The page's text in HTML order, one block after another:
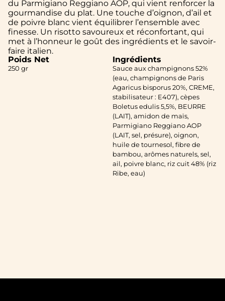
du Parmigiano Reggiano AOP, qui vient renforcer la
gourmandise du plat. Une touche d’oignon, d’ail et
de poivre blanc vient équilibrer l’ensemble avec
finesse. Un risotto savoureux et réconfortant, qui
met à l’honneur le goût des ingrédients et le savoir-
faire italien.
Poids Net
250 gr
Ingrédients
Sauce aux champignons 52%
(eau, champignons de Paris
Agaricus bisporus 20%, CREME,
stabilisateur : E407), cèpes
Boletus edulis 5,5%, BEURRE
(LAIT), amidon de maïs,
Parmigiano Reggiano AOP
(LAIT, sel, présure), oignon,
huile de tournesol, fibre de
bambou, arômes naturels, sel,
ail, poivre blanc, riz cuit 48% (riz
Ribe, eau)